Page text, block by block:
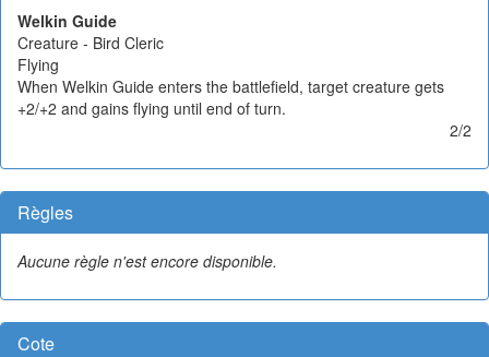
Welkin Guide
Creature - Bird Cleric
Flying
When Welkin Guide enters the battlefield, target creature gets
+2/+2 and gains flying until end of turn.
2/2
Règles
Aucune règle n'est encore disponible.
Cote